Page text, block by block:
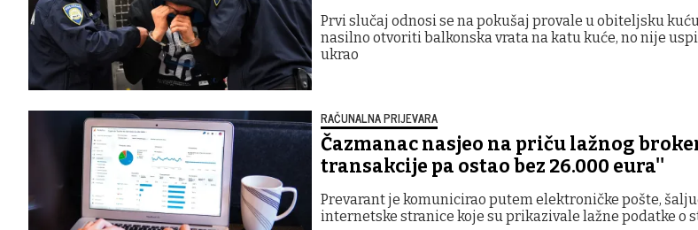
Prvi slučaj odnosi se na pokušaj provale u obiteljsku
nasilno otvoriti balkonska vrata na katu kuće, no nije
ukrao
RAČUNALNA PRIJEVARA
Čazmanac nasjeo na priču lažnog
transakcije pa ostao bez 26.000 eura''
Prevarant je komunicirao putem elektroničke pošte,
internetske stranice koje su prikazivale lažne podatke o